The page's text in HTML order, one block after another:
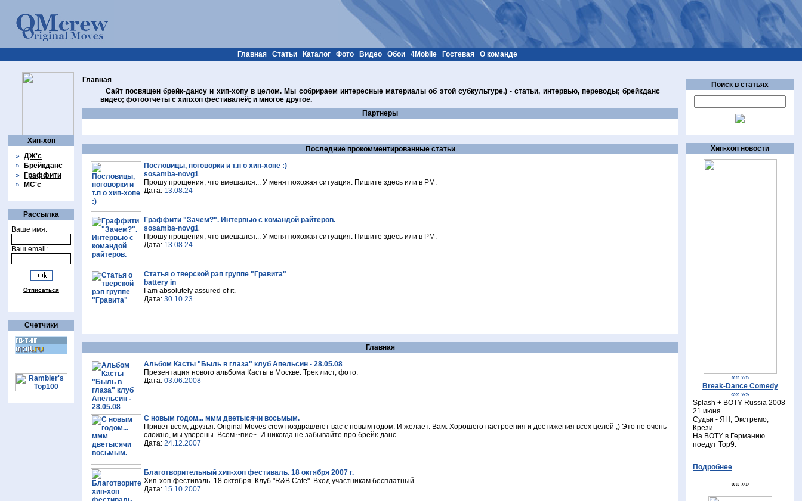
Хип-хоп
» ДЖ'с
»
Брейкданс
»
Граффити
»
МС'с
Рассылка
Ваше имя:
Ваш email:
Отписаться
Счетчики
Главная Статьи Каталог Фото Видео Обои 4Mobile Гостевая О команде
Главная
Сайт посвящен брейк-дансу и хип-хопу в целом. Мы собрираем интересные материалы об этой субкультуре.) - статьи, интервью, переводы; брейкданс
видео; фотоотчеты с хипхоп фестивалей; и многое другое.
Партнеры
Последние прокомментированные статьи
Пословицы, поговорки и т.п о хип-хопе :)
sosamba-novg1
Прошу прощения, что вмешался... У меня похожая ситуация. Пишите здесь или в PM.
Дата: 13.08.24
Граффити "Зачем?". Интервью с командой райтеров.
sosamba-novg1
Прошу прощения, что вмешался... У меня похожая ситуация. Пишите здесь или в PM.
Дата: 13.08.24
Статья о тверской рэп группе "Гравита"
battery in
I am absolutely assured of it.
Дата: 30.10.23
Главная
Альбом Касты "Быль в глаза" клуб Апельсин - 28.05.08
Презентация нового альбома Касты в Москве. Трек лист, фото.
Дата: 03.06.2008
C новым годом... ммм дветысячи восьмым.
Привет всем, друзья. Original Moves crew поздравляет вас с новым годом. И желает. Вам. Хорошего настроения и достижения всех целей ;) Это не очень
сложно, мы уверены. Всем ~пис~. И никогда не забывайте про брейк-данс.
Дата: 24.12.2007
Благотворительный хип-хоп фестиваль. 18 октября 2007 г.
Хип-хоп фестиваль. 18 октября. Клуб "R&B Cafe". Вход участникам бесплатный.
Дата: 15.10.2007
Поиск в статьях
Хип-хоп новости
«« »»
Break-Dance Comedy
«« »»
Splash + BOTY Russia 2008
21 июня.
Судьи - ЯН, Экстремо,
Крези
На BOTY в Германию
поедут Top9.
Подробнее...
«« »»